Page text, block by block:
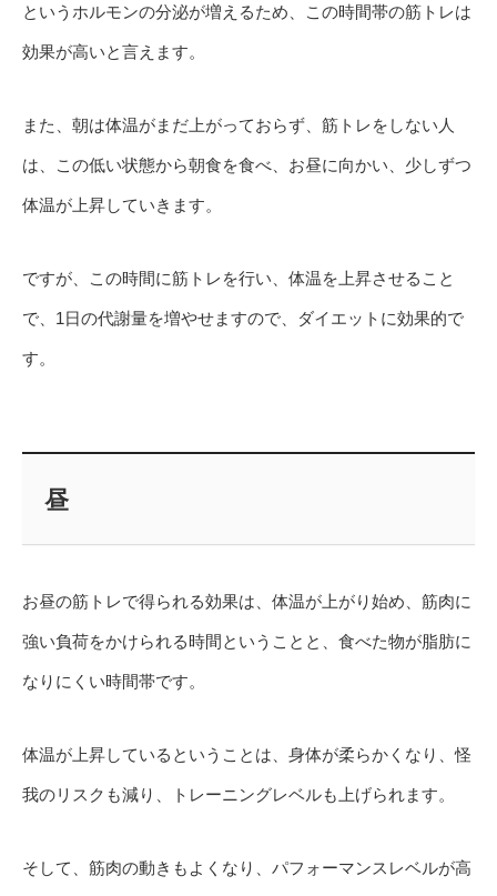
というホルモンの分泌が増えるため、この時間帯の筋トレは
効果が高いと言えます。
また、朝は体温がまだ上がっておらず、筋トレをしない人
は、この低い状態から朝食を食べ、お昼に向かい、少しずつ
体温が上昇していきます。
ですが、この時間に筋トレを行い、体温を上昇させること
で、1日の代謝量を増やせますので、ダイエットに効果的で
す。
昼
お昼の筋トレで得られる効果は、体温が上がり始め、筋肉に
強い負荷をかけられる時間ということと、食べた物が脂肪に
なりにくい時間帯です。
体温が上昇しているということは、身体が柔らかくなり、怪
我のリスクも減り、トレーニングレベルも上げられます。
そして、筋肉の動きもよくなり、パフォーマンスレベルが高